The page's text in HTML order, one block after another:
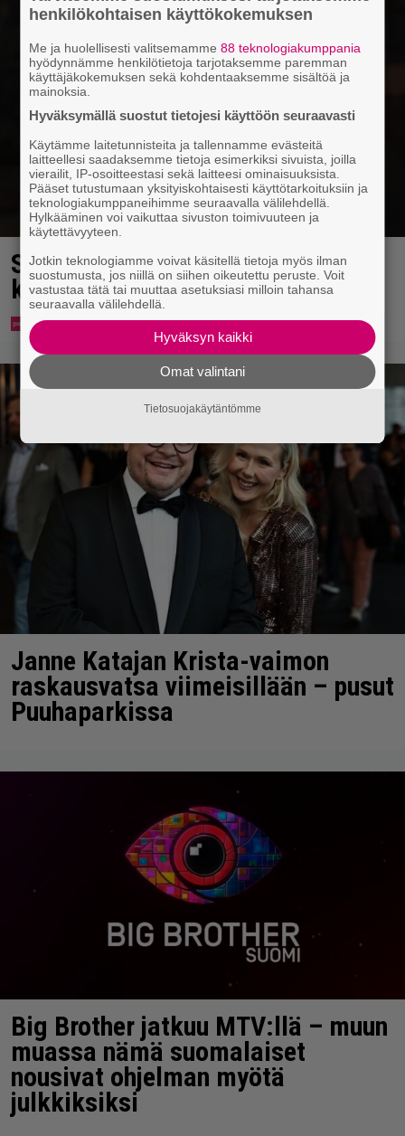
Sara Parikalta paljastus: ”On
käyty asuntonäytöillä”
Janne Katajan Krista-vaimon
raskausvatsa viimeisillään – pusut
Puuhaparkissa
Big Brother jatkuu MTV:llä – muun
muassa nämä suomalaiset
nousivat ohjelman myötä
julkkiksiksi
henkilökohtaisen käyttökokemuksen
Me ja huolellisesti valitsemamme88 teknologiakumppania
hyödynnämme henkilötietoja tarjotaksemme paremman
käyttäjäkokemuksen sekä kohdentaaksemme sisältöä ja
mainoksia.
Hyväksymällä suostut tietojesi käyttöön seuraavasti
Käytämme laitetunnisteita ja tallennamme evästeitä
laitteellesi saadaksemme tietoja esimerkiksi sivuista, joilla
vierailit, IP-osoitteestasi sekä laitteesi ominaisuuksista.
Pääset tutustumaan yksityiskohtaisesti käyttötarkoituksiin ja
teknologiakumppaneihimme seuraavalla välilehdellä.
Hylkääminen voi vaikuttaa sivuston toimivuuteen ja
käytettävyyteen.
Jotkin teknologiamme voivat käsitellä tietoja myös ilman
suostumusta, jos niillä on siihen oikeutettu peruste. Voit
vastustaa tätä tai muuttaa asetuksiasi milloin tahansa
seuraavalla välilehdellä.
Hyväksyn kaikki
Omat valintani
Tietosuojakäytäntömme